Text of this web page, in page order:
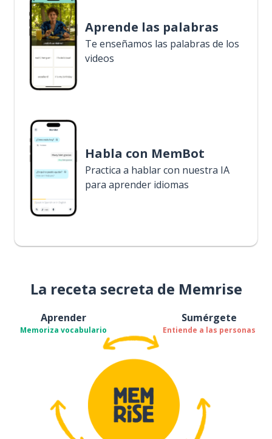
Aprende las palabras
Te enseñamos las palabras de los
videos
Habla con MemBot
Practica a hablar con nuestra IA
para aprender idiomas
La receta secreta de Memrise
Aprender
Memoriza vocabulario
Sumérgete
Entiende a las personas